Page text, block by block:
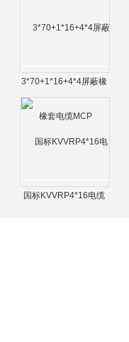
3*70+1*16+4*4屏蔽橡
国标KVVRP4*16电缆